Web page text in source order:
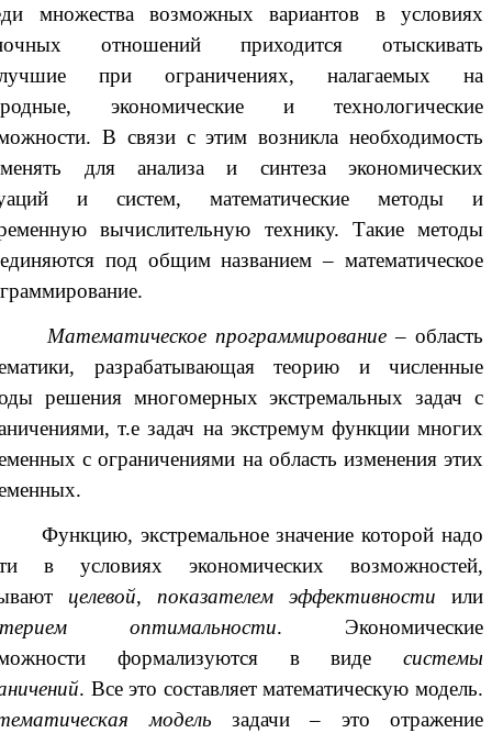
множества возможных вариантов в условиях
отношений приходится отыскивать
при ограничениях, налагаемых на
экономические и технологические
В связи с этим возникла необходимость
для анализа и синтеза экономических
и систем, математические методы и
вычислительную технику. Такие методы
под общим названием – математическое
программирование– область
разрабатывающая теорию и численные
решения многомерных экстремальных задач с
т.е задач на экстремум функции многих
с ограничениями на область изменения этих
экстремальное значение которой надо
в условиях экономических возможностей,
целевой,показателем эффективностиили
оптимальности. Экономические
формализуются в виде системы
. Все это составляет математическую модель.
модель задачи – это отражение